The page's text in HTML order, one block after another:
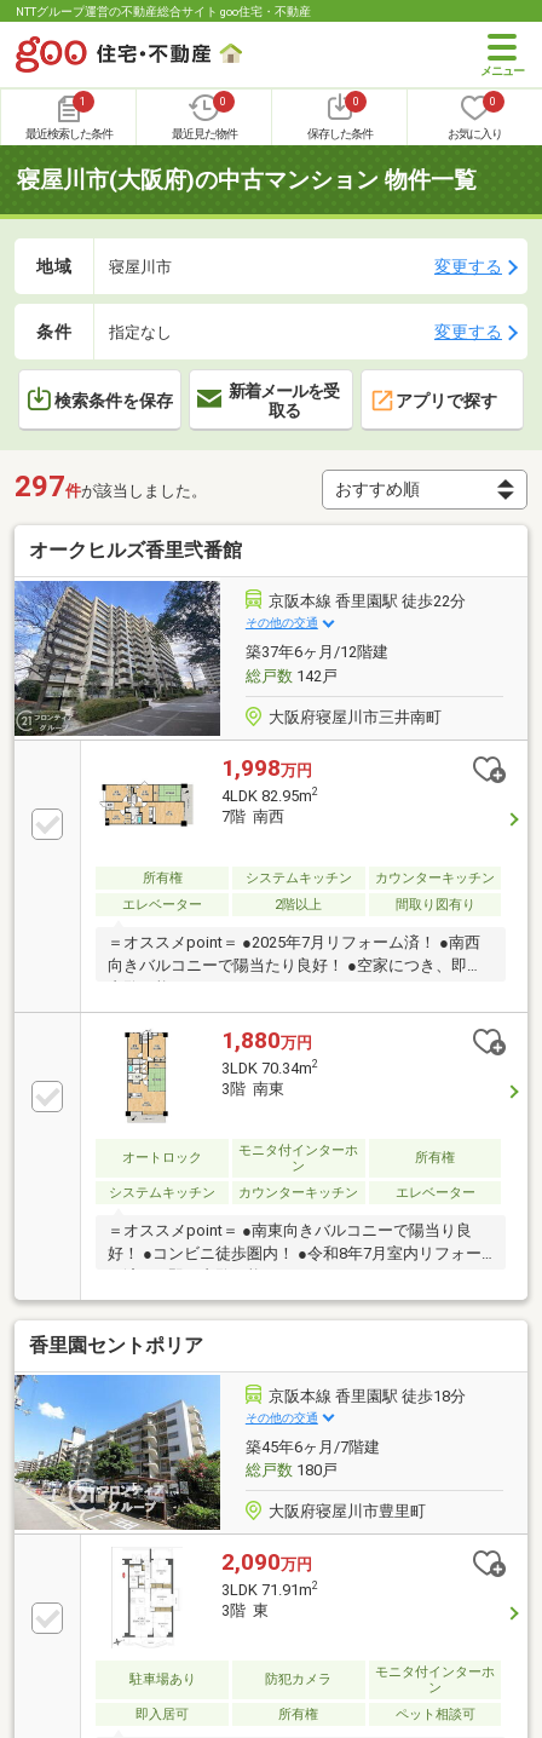
NTTグループ運営の不動産総合サイト goo住宅・不動産
1
最近検索した条件
0
最近見た物件
0
保存した条件
0
お気に入り
寝屋川市(大阪府)の中古マンション 物件一覧
地域 寝屋川市 変更する
条件 指定なし 変更する
検索条件を保存
新着メールを受
取る
アプリで探す
297件が該当しました。
オークヒルズ香里弐番館
京阪本線 香里園駅 徒歩22分
その他の交通
築37年6ヶ月/12階建
総戸数142戸
大阪府寝屋川市三井南町
1,998万円
4LDK 82.95m2
7階 南西
所有権 システムキッチン
カウンターキッチン
エレベーター
2階以上 間取り図有り
＝オススメpoint＝ ●2025年7月リフォーム済！ ●南西
向きバルコニーで陽当たり良好！ ●空家につき、即日
内覧可能！
1,880万円
3LDK 70.34m2
3階 南東
オートロック
モニタ付インターホ
ン
所有権
システムキッチン カウンターキッチン エレベーター
＝オススメpoint＝ ●南東向きバルコニーで陽当り良
好！ ●コンビニ徒歩圏内！ ●令和8年7月室内リフォー
ム済！ ●即日内覧可能です！
香里園セントポリア
京阪本線 香里園駅 徒歩18分
その他の交通
築45年6ヶ月/7階建
総戸数180戸
大阪府寝屋川市豊里町
2,090万円
3LDK 71.91m2
3階 東
駐車場あり 防犯カメラ
モニタ付インターホ
ン
即入居可
所有権 ペット相談可